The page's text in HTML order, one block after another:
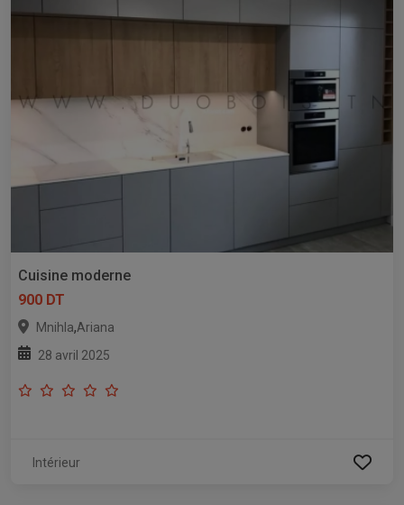
Cuisine moderne
900 DT
Mnihla,Ariana
28 avril 2025
Intérieur